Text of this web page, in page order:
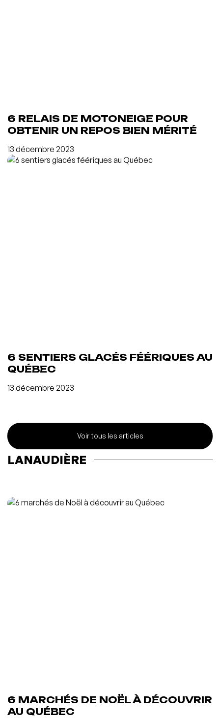
6 RELAIS DE MOTONEIGE POUR
OBTENIR UN REPOS BIEN MÉRITÉ
13 décembre 2023
6 SENTIERS GLACÉS FÉÉRIQUES AU
QUÉBEC
13 décembre 2023
Voir tous les articles
LANAUDIÈRE
6 MARCHÉS DE NOËL À DÉCOUVRIR
AU QUÉBEC